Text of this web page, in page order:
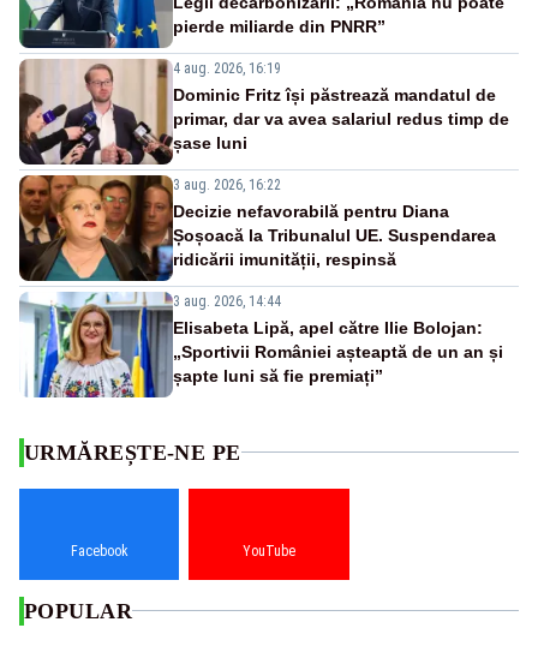
pierde miliarde din PNRR”
4 aug. 2026, 16:19
Dominic Fritz își păstrează mandatul de
primar, dar va avea salariul redus timp de
șase luni
3 aug. 2026, 16:22
Decizie nefavorabilă pentru Diana
Șoșoacă la Tribunalul UE. Suspendarea
ridicării imunității, respinsă
3 aug. 2026, 14:44
Elisabeta Lipă, apel către Ilie Bolojan:
„Sportivii României așteaptă de un an și
șapte luni să fie premiați”
URMĂREȘTE-NE PE
Facebook YouTube
POPULAR